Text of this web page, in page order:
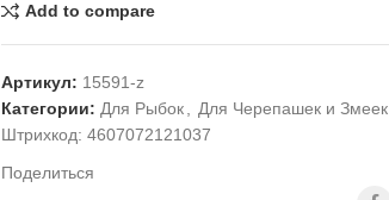
Add to compare
Артикул: 15591-z
Категории: Для Рыбок Для Черепашек и Змеек
Штрихкод:4607072121037
Поделиться